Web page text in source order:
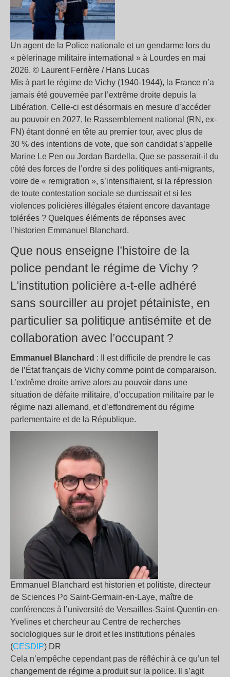
Un agent de la Police nationale et un gendarme lors du
« pèlerinage militaire international » à Lourdes en mai
2026. © Laurent Ferrière / Hans Lucas
Mis à part le régime de Vichy (1940-1944), la France n’a
jamais été gouvernée par l’extrême droite depuis la
Libération. Celle-ci est désormais en mesure d’accéder
au pouvoir en 2027, le Rassemblement national (RN, ex-
FN) étant donné en tête au premier tour, avec plus de
30 % des intentions de vote, que son candidat s’appelle
Marine Le Pen ou Jordan Bardella. Que se passerait-il du
côté des forces de l’ordre si des politiques anti-migrants,
voire de « remigration », s’intensifiaient, si la répression
de toute contestation sociale se durcissait et si les
violences policières illégales étaient encore davantage
tolérées ? Quelques éléments de réponses avec
l’historien Emmanuel Blanchard.
Que nous enseigne l’histoire de la
police pendant le régime de Vichy ?
L’institution policière a-t-elle adhéré
sans sourciller au projet pétainiste, en
particulier sa politique antisémite et de
collaboration avec l’occupant ?
Emmanuel Blanchard : Il est difficile de prendre le cas
de l’État français de Vichy comme point de comparaison.
L’extrême droite arrive alors au pouvoir dans une
situation de défaite militaire, d’occupation militaire par le
régime nazi allemand, et d’effondrement du régime
parlementaire et de la République.
Emmanuel Blanchard est historien et politiste, directeur
de Sciences Po Saint-Germain-en-Laye, maître de
conférences à l’université de Versailles-Saint-Quentin-en-
Yvelines et chercheur au Centre de recherches
sociologiques sur le droit et les institutions pénales
(CESDIP) DR
Cela n’empêche cependant pas de réfléchir à ce qu’un tel
changement de régime a produit sur la police. Il s’agit